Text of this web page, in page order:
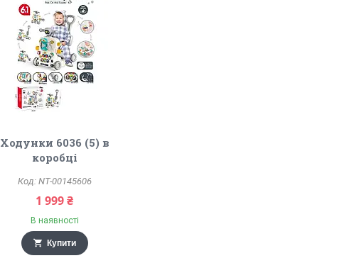
Ходунки 6036 (5) в
коробці
NT-00145606
1 999 ₴
В наявності
Купити